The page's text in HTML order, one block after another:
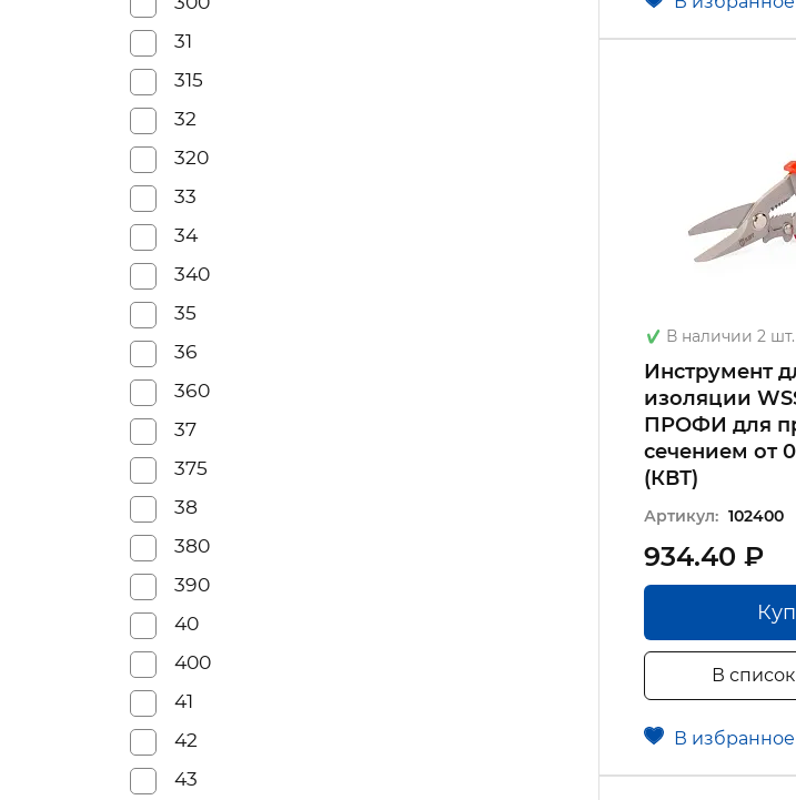
31
315
32
320
33
34
340
35
36
360
37
375
38
380
390
40
400
41
42
43
В наличии 2 шт.
Инструмент
изоляции
ПРОФИ для
сечением от
(КВТ)
Артикул: 102400
934.40 ₽
В
В избранное